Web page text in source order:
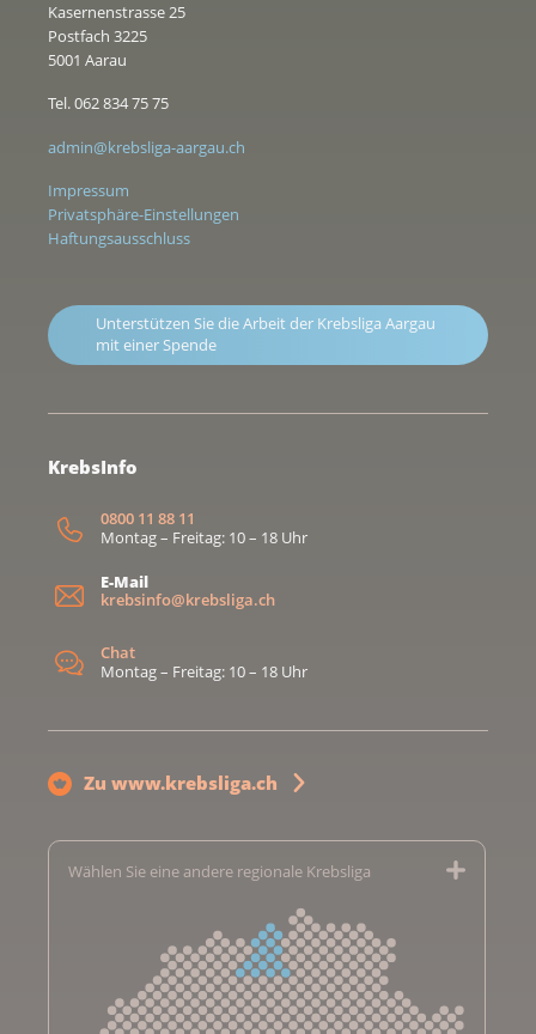
Kasernenstrasse 25
Postfach 3225
5001 Aarau
Tel. 062 834 75 75
admin@krebsliga-aargau.ch
Impressum
Privatsphäre-Einstellungen
Haftungsausschluss
Unterstützen Sie die Arbeit der Krebsliga Aargau
mit einer Spende
KrebsInfo
0800 11 88 11
Montag – Freitag: 10 – 18 Uhr
E-Mail
krebsinfo@krebsliga.ch
Chat
Montag – Freitag: 10 – 18 Uhr
Zu www.krebsliga.ch
Wählen Sie eine andere regionale Krebsliga